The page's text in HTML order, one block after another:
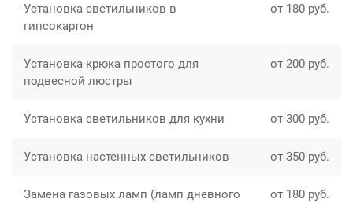
Установка светильников в
гипсокартон
от 180 руб.
Установка крюка простого для
подвесной люстры
от 200 руб.
Установка светильников для кухни от 300 руб.
Установка настенных светильников от 350 руб.
Замена газовых ламп (ламп дневного
от 180 руб.